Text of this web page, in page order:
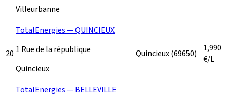
Villeurbanne
20
TotalEnergies — QUINCIEUX
1 Rue de la république
Quincieux
Quincieux(69650)
1,990
€/L
TotalEnergies — BELLEVILLE